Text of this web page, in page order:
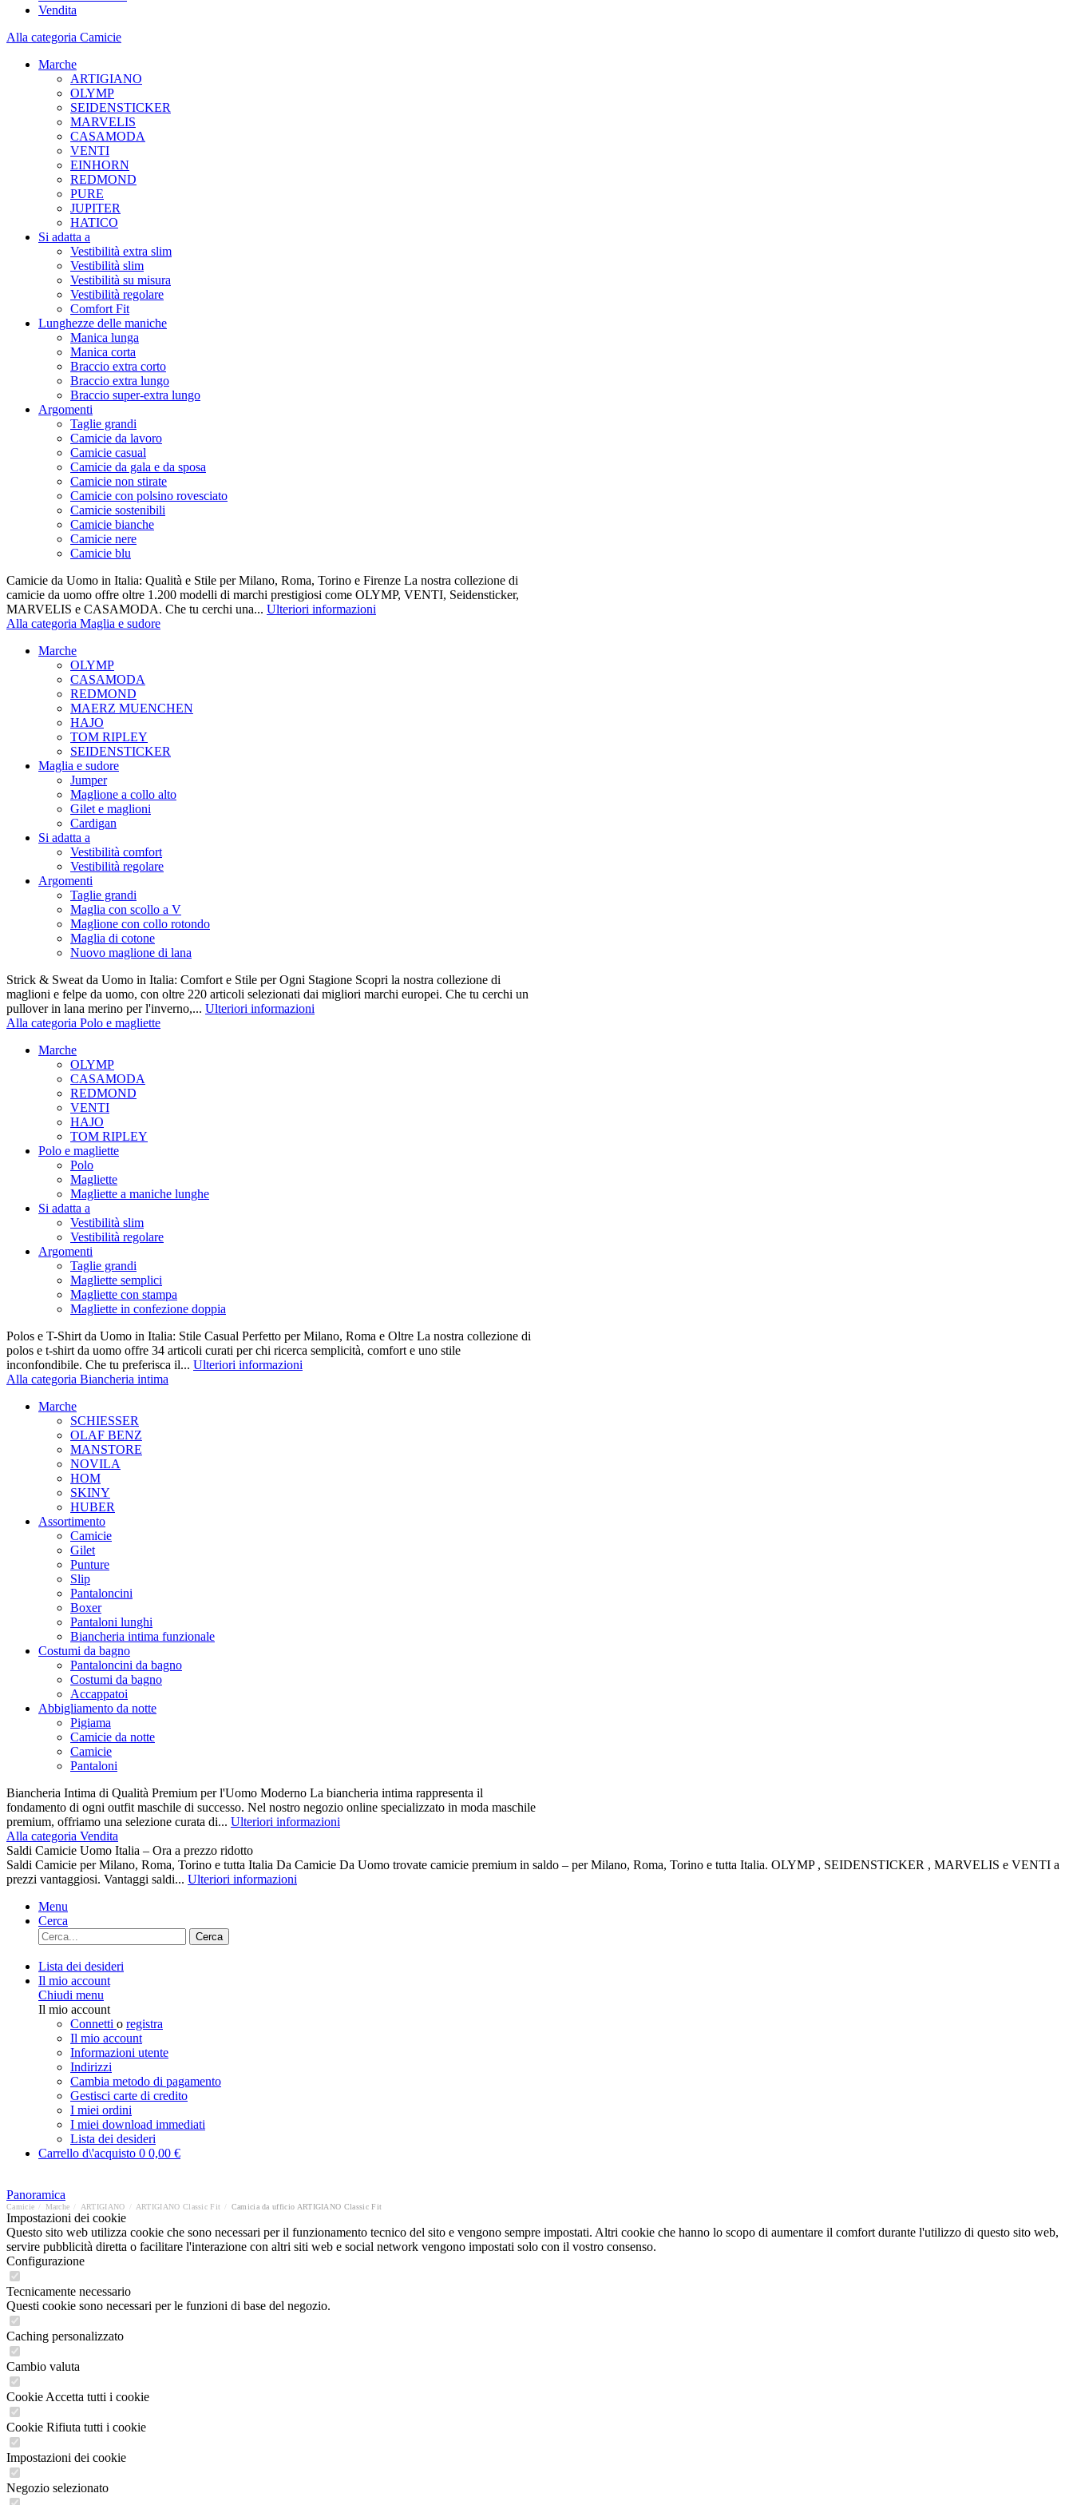
Vendita
Alla categoria Camicie
Marche
ARTIGIANO
OLYMP
SEIDENSTICKER
MARVELIS
CASAMODA
VENTI
EINHORN
REDMOND
PURE
JUPITER
HATICO
Si adatta a
Vestibilità extra slim
Vestibilità slim
Vestibilità su misura
Vestibilità regolare
Comfort Fit
Lunghezze delle maniche
Manica lunga
Manica corta
Braccio extra corto
Braccio extra lungo
Braccio super-extra lungo
Argomenti
Taglie grandi
Camicie da lavoro
Camicie casual
Camicie da gala e da sposa
Camicie non stirate
Camicie con polsino rovesciato
Camicie sostenibili
Camicie bianche
Camicie nere
Camicie blu
Camicie da Uomo in Italia: Qualità e Stile per Milano, Roma, Torino e Firenze La nostra collezione di
camicie da uomo offre oltre 1.200 modelli di marchi prestigiosi come OLYMP, VENTI, Seidensticker,
MARVELIS e CASAMODA. Che tu cerchi una... Ulteriori informazioni
Alla categoria Maglia e sudore
Marche
OLYMP
CASAMODA
REDMOND
MAERZ MUENCHEN
HAJO
TOM RIPLEY
SEIDENSTICKER
Maglia e sudore
Jumper
Maglione a collo alto
Gilet e maglioni
Cardigan
Si adatta a
Vestibilità comfort
Vestibilità regolare
Argomenti
Taglie grandi
Maglia con scollo a V
Maglione con collo rotondo
Maglia di cotone
Nuovo maglione di lana
Strick & Sweat da Uomo in Italia: Comfort e Stile per Ogni Stagione Scopri la nostra collezione di
maglioni e felpe da uomo, con oltre 220 articoli selezionati dai migliori marchi europei. Che tu cerchi un
pullover in lana merino per l'inverno,... Ulteriori informazioni
Alla categoria Polo e magliette
Marche
OLYMP
CASAMODA
REDMOND
VENTI
HAJO
TOM RIPLEY
Polo e magliette
Polo
Magliette
Magliette a maniche lunghe
Si adatta a
Vestibilità slim
Vestibilità regolare
Argomenti
Taglie grandi
Magliette semplici
Magliette con stampa
Magliette in confezione doppia
Polos e T-Shirt da Uomo in Italia: Stile Casual Perfetto per Milano, Roma e Oltre La nostra collezione di
polos e t-shirt da uomo offre 34 articoli curati per chi ricerca semplicità, comfort e uno stile
inconfondibile. Che tu preferisca il... Ulteriori informazioni
Alla categoria Biancheria intima
Marche
SCHIESSER
OLAF BENZ
MANSTORE
NOVILA
HOM
SKINY
HUBER
Assortimento
Camicie
Gilet
Punture
Slip
Pantaloncini
Boxer
Pantaloni lunghi
Biancheria intima funzionale
Costumi da bagno
Pantaloncini da bagno
Costumi da bagno
Accappatoi
Abbigliamento da notte
Pigiama
Camicie da notte
Camicie
Pantaloni
Biancheria Intima di Qualità Premium per l'Uomo Moderno La biancheria intima rappresenta il
fondamento di ogni outfit maschile di successo. Nel nostro negozio online specializzato in moda maschile
premium, offriamo una selezione curata di... Ulteriori informazioni
Alla categoria Vendita
Saldi Camicie Uomo Italia – Ora a prezzo ridotto
Saldi Camicie per Milano, Roma, Torino e tutta Italia Da Camicie Da Uomo trovate camicie premium in saldo – per Milano, Roma, Torino e tutta Italia. OLYMP , SEIDENSTICKER , MARVELIS e VENTI a
prezzi vantaggiosi. Vantaggi saldi... Ulteriori informazioni
Menu
Cerca
Cerca
Lista dei desideri
Il mio account
Chiudi menu
Il mio account
Connetti o registra
Il mio account
Informazioni utente
Indirizzi
Cambia metodo di pagamento
Gestisci carte di credito
I miei ordini
I miei download immediati
Lista dei desideri
Carrello d\'acquisto 0 0,00 €
Panoramica
Camicie Marche ARTIGIANO ARTIGIANO Classic Fit Camicia da ufficio ARTIGIANO Classic Fit
Impostazioni dei cookie
Questo sito web utilizza cookie che sono necessari per il funzionamento tecnico del sito e vengono sempre impostati. Altri cookie che hanno lo scopo di aumentare il comfort durante l'utilizzo di questo sito web,
servire pubblicità diretta o facilitare l'interazione con altri siti web e social network vengono impostati solo con il vostro consenso.
Configurazione
Tecnicamente necessario
Questi cookie sono necessari per le funzioni di base del negozio.
Caching personalizzato
Cambio valuta
Cookie Accetta tutti i cookie
Cookie Rifiuta tutti i cookie
Impostazioni dei cookie
Negozio selezionato